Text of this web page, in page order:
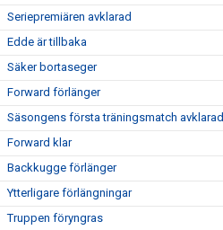
Seriepremiären avklarad
Edde är tillbaka
Säker bortaseger
Forward förlänger
Säsongens första träningsmatch avklarad
Forward klar
Backkugge förlänger
Ytterligare förlängningar
Truppen föryngras